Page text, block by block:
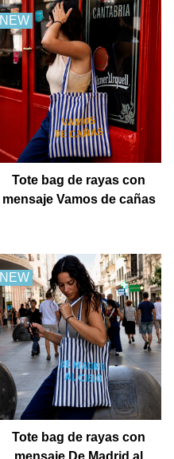
NEW
Tote bag de rayas con
mensaje Vamos de cañas
NEW
Tote bag de rayas con